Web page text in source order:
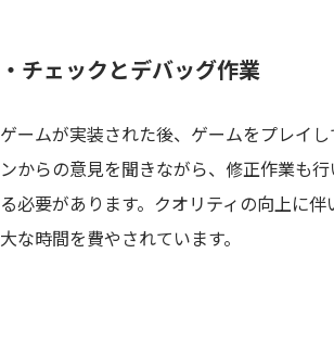
・チェックとデバッグ作業
ゲームが実装された後、ゲームをプレイ
ンからの意見を聞きながら、修正作業も
る必要があります。クオリティの向上に
大な時間を費やされています。